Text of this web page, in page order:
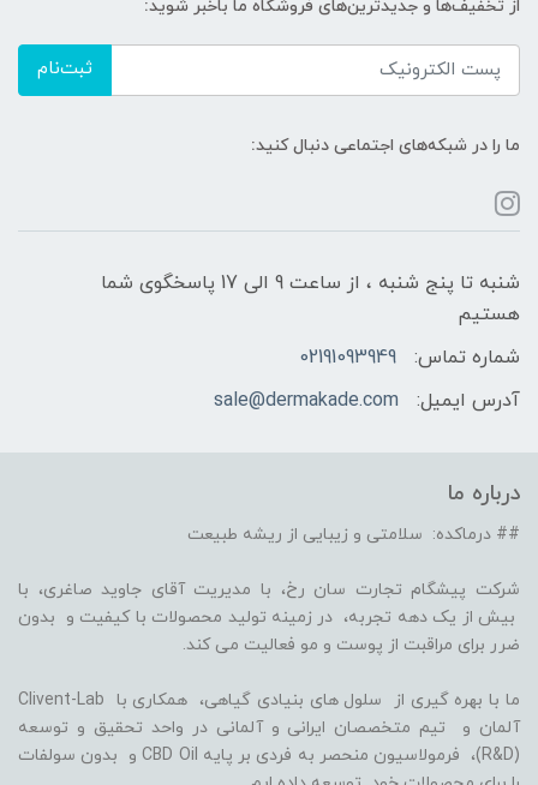
از تخفیف‌ها و جدیدترین‌های فروشگاه ما باخبر شوید:
ثبت‌نام
ما را در شبکه‌های اجتماعی دنبال کنید:
شنبه تا پنج شنبه ، از ساعت 9 الی 17 پاسخگوی شما
هستیم
شماره تماس:
02191093949
آدرس ایمیل:
sale@dermakade.com
درباره ما
## درماکده: سلامتی و زیبایی از ریشه طبیعت
شرکت پیشگام تجارت سان رخ، با مدیریت آقای جاوید صاغری، با
بیش از یک دهه تجربه، در زمینه تولید محصولات با کیفیت و بدون
ضرر برای مراقبت از پوست و مو فعالیت می کند.
ما با بهره گیری از سلول های بنیادی گیاهی، همکاری با Clivent-Lab
آلمان و تیم متخصصان ایرانی و آلمانی در واحد تحقیق و توسعه
(R&D)، فرمولاسیون منحصر به فردی بر پایه CBD Oil و بدون سولفات